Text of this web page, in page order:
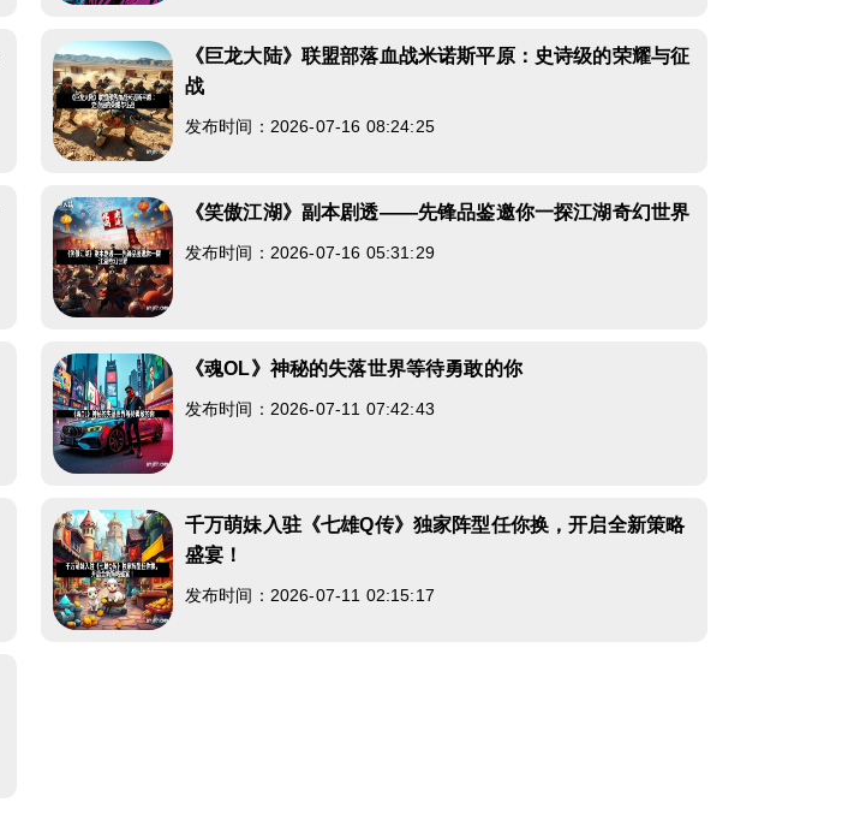
《巨龙大陆》联盟部落血战米诺斯平原：史诗级的荣耀与征
战
发布时间：2026-07-16 08:24:25
《笑傲江湖》副本剧透——先锋品鉴邀你一探江湖奇幻世界
发布时间：2026-07-16 05:31:29
《魂OL》神秘的失落世界等待勇敢的你
发布时间：2026-07-11 07:42:43
千万萌妹入驻《七雄Q传》独家阵型任你换，开启全新策略
盛宴！
发布时间：2026-07-11 02:15:17